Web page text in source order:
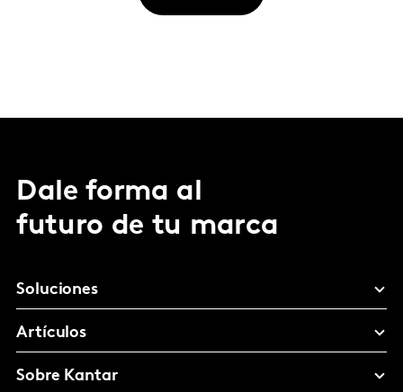
Dale forma al
futuro de tu marca
Soluciones
Artículos
Sobre Kantar